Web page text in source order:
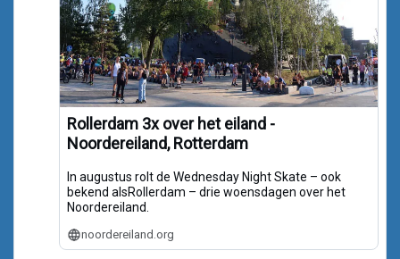
Rollerdam 3x over het eiland -
Noordereiland, Rotterdam
In augustus rolt de Wednesday Night Skate – ook
bekend alsRollerdam – drie woensdagen over het
Noordereiland.
noordereiland.org